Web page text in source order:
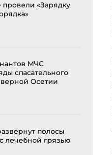
провели «Зарядку
МЧС
спасательного
Осетии
полосы
лечебной грязью